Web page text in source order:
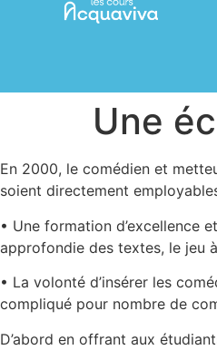
Une
En 2000, le comédien et
soient directement
• Une formation d’excellence
approfondie des textes, le jeu
• La volonté d’insérer les
compliqué pour nombre de
D’abord en offrant aux